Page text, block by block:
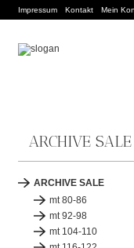
Impressum Kontakt Mein
ARCHIVE SALE
ARCHIVE SALE
mt 80-86
mt 92-98
mt 104-110